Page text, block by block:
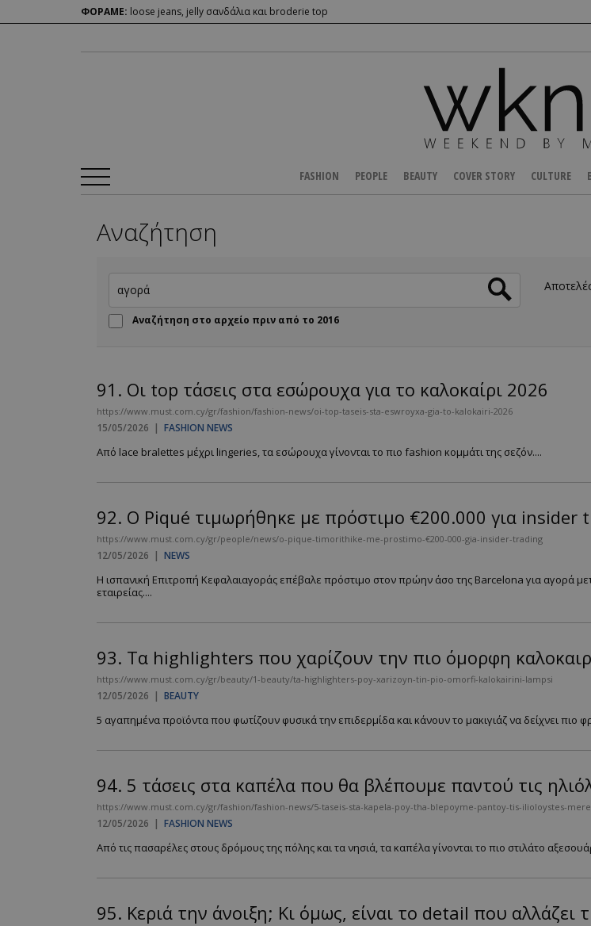
ΦΟΡΑΜΕ: loose jeans, jelly σανδάλια και broderie top
FASHION PEOPLE BEAUTY COVER STORY CULTURE
Αναζήτηση
Αναζήτηση στο αρχείο πριν από το 2016
91. Οι top τάσεις στα εσώρουχα για το καλοκαίρι 2026
https://www.must.com.cy/gr/fashion/fashion-news/oi-top-taseis-sta-eswroyxa-gia-to-kalokairi-2026
15/05/2026 | FASHION NEWS
Από lace bralettes μέχρι lingeries, τα εσώρουχα γίνονται το πιο fashion κομμάτι της σεζόν....
92. Ο Piqué τιμωρήθηκε με πρόστιμο €200.000 για insider
https://www.must.com.cy/gr/people/news/o-pique-timorithike-me-prostimo-€200-000-gia-insider-trading
12/05/2026 | NEWS
Η ισπανική Επιτροπή Κεφαλαιαγοράς επέβαλε πρόστιμο στον πρώην άσο της Barcelona για αγορά
εταιρείας....
93. Τα highlighters που χαρίζουν την πιο όμορφη
https://www.must.com.cy/gr/beauty/1-beauty/ta-highlighters-poy-xarizoyn-tin-pio-omorfi-kalokairini-lampsi
12/05/2026 | BEAUTY
5 αγαπημένα προϊόντα που φωτίζουν φυσικά την επιδερμίδα και κάνουν το μακιγιάζ να δείχνει πιο
94. 5 τάσεις στα καπέλα που θα βλέπουμε παντού τις
https://www.must.com.cy/gr/fashion/fashion-news/5-taseis-sta-kapela-poy-tha-blepoyme-pantoy-tis-ilioloystes-
12/05/2026 | FASHION NEWS
Από τις πασαρέλες στους δρόμους της πόλης και τα νησιά, τα καπέλα γίνονται το πιο στιλάτο
95. Κεριά την άνοιξη; Κι όμως, είναι το detail που αλλάζει